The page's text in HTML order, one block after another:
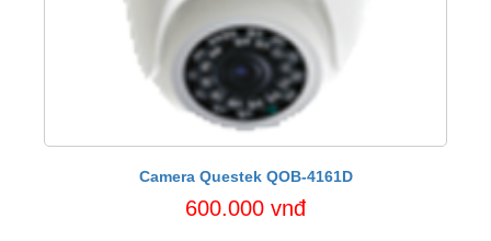
Camera Questek QOB-4161D
600.000 vnđ